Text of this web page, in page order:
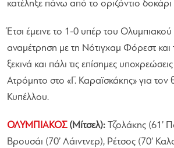
κατέληξε πάνω από το οριζόντιο
Έτσι έμεινε το 1-0 υπέρ του Ολυμπιακού
αναμέτρηση με τη Νότιγχαμ Φόρεστ
ξεκινά και πάλι τις επίσημες
Ατρόμητο στο «Γ. Καραϊσκάκης» για τον
Κυπέλλου.
ΟΛΥΜΠΙΑΚΟΣ(Μίτσελ): Τζολάκης (61’
Βρουσάι (70’ Λάιντνερ), Ρέτσος (70’